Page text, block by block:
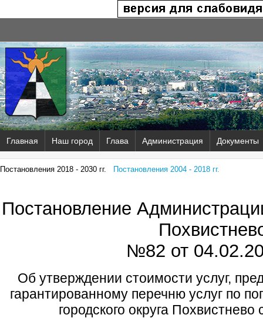
Главная Наш город Глава Администрация Документы
Постановления 2018 - 2030 гг. Постановления 2004 - 2018 гг.
Постановление
№82 от
Об утверждении стоимости услуг,
гарантированному перечню услуг по
городского округа Похвистнево